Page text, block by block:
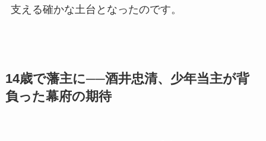
支える確かな土台となったのです。
14歳で藩主に──酒井忠清、少年当主が背
負った幕府の期待